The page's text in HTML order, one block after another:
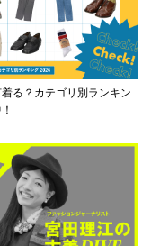
る？カテゴリ別ランキン